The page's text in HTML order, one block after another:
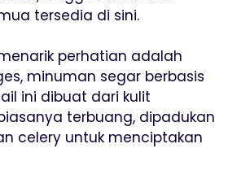
tersedia di sini.
perhatian adalah
minuman segar berbasis
ini dibuat dari kulit
terbuang, dipadukan
celery untuk menciptakan